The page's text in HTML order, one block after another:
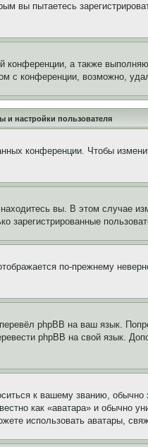
вы пытаетесь
а также
с конференции, возможно,
и настройки пользователя
конференции. Чтобы
вы. В этом случае
зарегистрированные
по-прежнему
phpBB на ваш язык.
phpBB на свой язык.
к вашему званию,
как «аватара» и обычно
использовать аватары,